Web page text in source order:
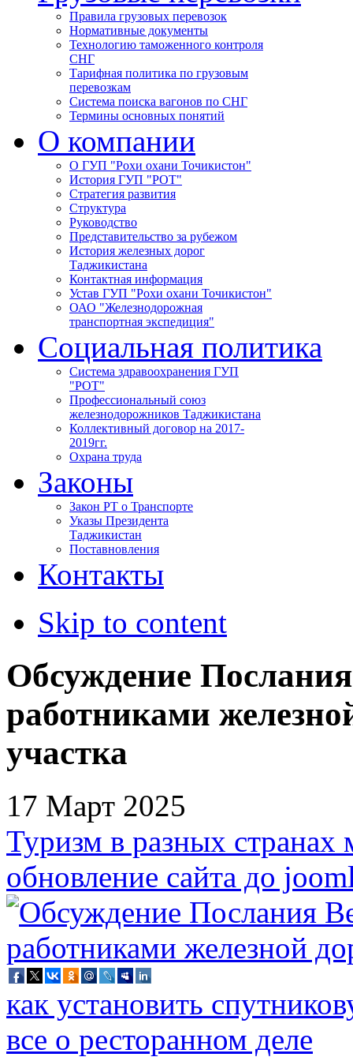
Правила грузовых перевозок
Нормативные документы
Технологию таможенного контроля
СНГ
Тарифная политика по грузовым
перевозкам
Система поиска вагонов по СНГ
Термины основных понятий
О компании
О ГУП "Рохи охани Точикистон"
История ГУП "РОТ"
Стратегия развития
Структура
Руководство
Представительство за рубежом
История железных дорог
Таджикистана
Контактная информация
Устав ГУП "Рохи охани Точикистон"
ОАО "Железнодорожная
транспортная экспедиция"
Социальная политика
Система здравоохранения ГУП
"РОТ"
Профессиональный союз
железнодорожников Таджикистана
Коллективный договор на 2017-
2019гг.
Охрана труда
Законы
Закон РТ о Транспорте
Указы Президента
Таджикистан
Поставновления
Контакты
Skip to content
Обсуждение
работниками
участка
17 Март 2025
Туризм в разных странах
обновление сайта до
как установить
все о ресторанном деле